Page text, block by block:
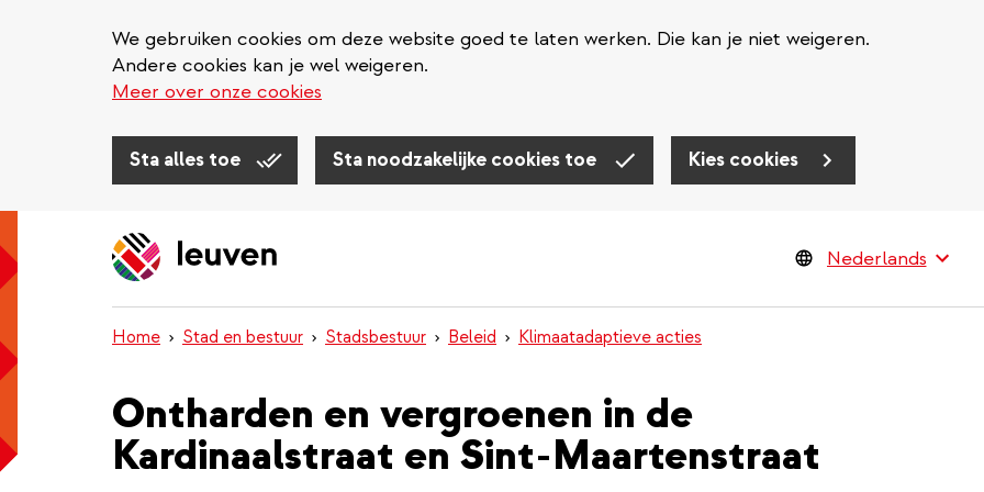
We gebruiken cookies om deze website goed te laten werken. Die kan je niet weigeren.
Andere cookies kan je wel weigeren.
Meer over onze cookies
Sta alles toe Sta noodzakelijke cookies toe Kies cookies
Home Stad en bestuur Stadsbestuur Beleid Klimaatadaptieve acties
Ontharden en vergroenen in de
Kardinaalstraat en Sint-Maartenstraat